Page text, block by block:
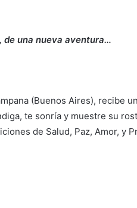
de una nueva aventura…
(Buenos Aires), recibe
te sonría y muestre su
de Salud, Paz, Amor, y